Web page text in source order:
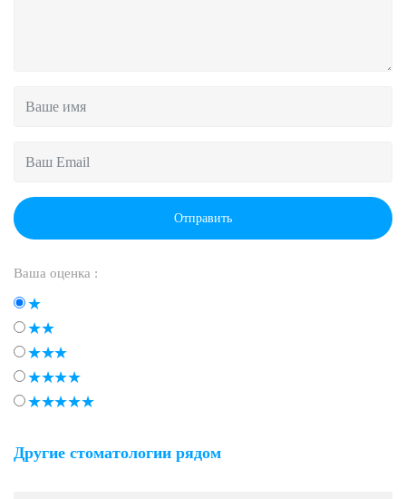
Отправить
Ваша оценка :
Другие стоматологии рядом